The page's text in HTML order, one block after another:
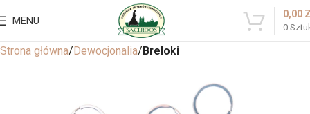
MENU
0
0,00
Strona główna Dewocjonalia Breloki